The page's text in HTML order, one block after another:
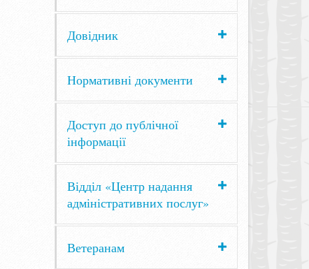
Довідник
Нормативні документи
Доступ до публічної
інформації
Відділ «Центр надання
адміністративних послуг»
Ветеранам